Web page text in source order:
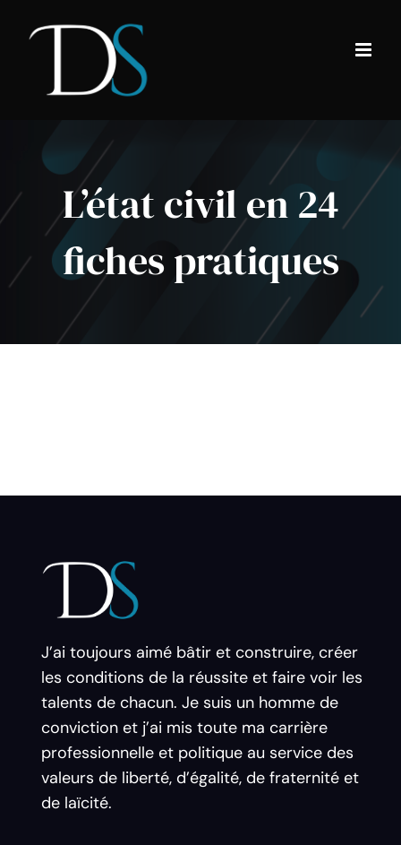
L’état civil en 24
fiches pratiques
J’ai toujours aimé bâtir et construire, créer
les conditions de la réussite et faire voir les
talents de chacun. Je suis un homme de
conviction et j’ai mis toute ma carrière
professionnelle et politique au service des
valeurs de liberté, d’égalité, de fraternité et
de laïcité.